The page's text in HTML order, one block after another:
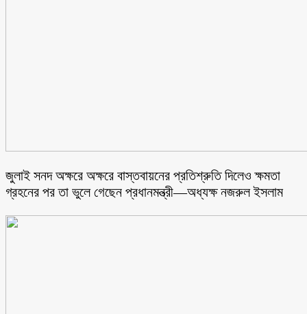
জুলাই সনদ অক্ষরে অক্ষরে বাস্তবায়নের প্রতিশ্রুতি দিলেও ক্ষমতা
গ্রহনের পর তা ভুলে গেছেন প্রধানমন্ত্রী—অধ্যক্ষ নজরুল ইসলাম